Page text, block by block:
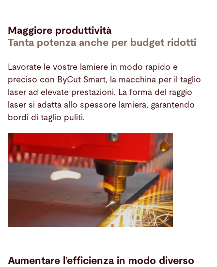
Maggiore produttività
Tanta potenza anche per budget ridotti
Lavorate le vostre lamiere in modo rapido e
preciso con ByCut Smart, la macchina per il taglio
laser ad elevate prestazioni. La forma del raggio
laser si adatta allo spessore lamiera, garantendo
bordi di taglio puliti.
Aumentare l’efficienza in modo diverso